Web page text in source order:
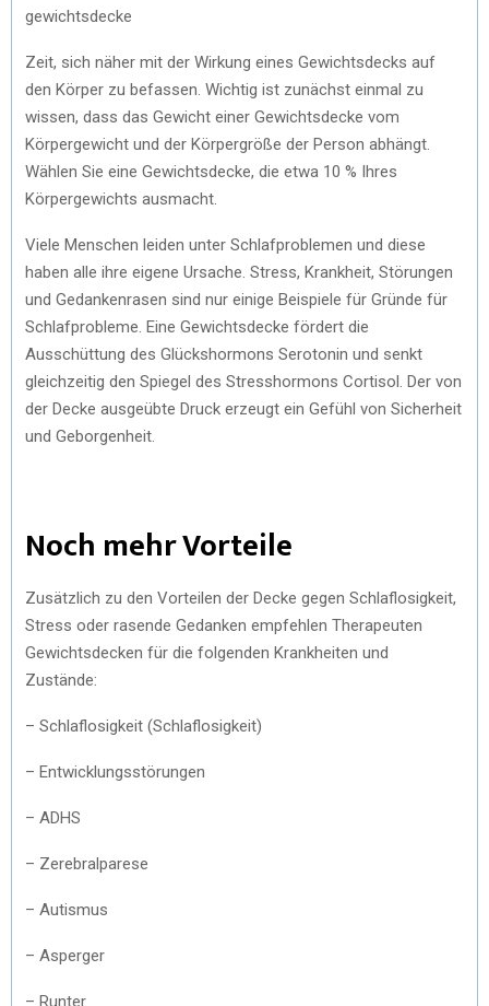
gewichtsdecke
Zeit, sich näher mit der Wirkung eines Gewichtsdecks auf
den Körper zu befassen. Wichtig ist zunächst einmal zu
wissen, dass das Gewicht einer Gewichtsdecke vom
Körpergewicht und der Körpergröße der Person abhängt.
Wählen Sie eine Gewichtsdecke, die etwa 10 % Ihres
Körpergewichts ausmacht.
Viele Menschen leiden unter Schlafproblemen und diese
haben alle ihre eigene Ursache. Stress, Krankheit, Störungen
und Gedankenrasen sind nur einige Beispiele für Gründe für
Schlafprobleme. Eine Gewichtsdecke fördert die
Ausschüttung des Glückshormons Serotonin und senkt
gleichzeitig den Spiegel des Stresshormons Cortisol. Der von
der Decke ausgeübte Druck erzeugt ein Gefühl von Sicherheit
und Geborgenheit.
Noch mehr Vorteile
Zusätzlich zu den Vorteilen der Decke gegen Schlaflosigkeit,
Stress oder rasende Gedanken empfehlen Therapeuten
Gewichtsdecken für die folgenden Krankheiten und
Zustände:
– Schlaflosigkeit (Schlaflosigkeit)
– Entwicklungsstörungen
– ADHS
– Zerebralparese
– Autismus
– Asperger
– Runter